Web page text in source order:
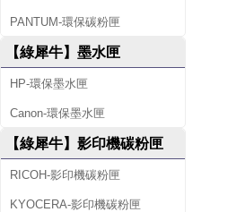
PANTUM-環保碳粉匣
【綠犀牛】墨水匣
HP-環保墨水匣
Canon-環保墨水匣
【綠犀牛】影印機碳粉匣
RICOH-影印機碳粉匣
KYOCERA-影印機碳粉匣